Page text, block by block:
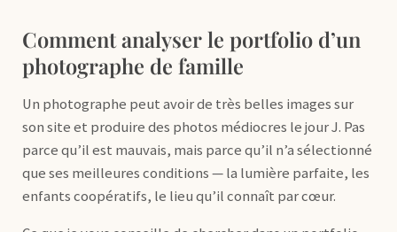
Comment analyser le portfolio d’un
photographe de famille
Un photographe peut avoir de très belles images sur
son site et produire des photos médiocres le jour J. Pas
parce qu’il est mauvais, mais parce qu’il n’a sélectionné
que ses meilleures conditions — la lumière parfaite, les
enfants coopératifs, le lieu qu’il connaît par cœur.